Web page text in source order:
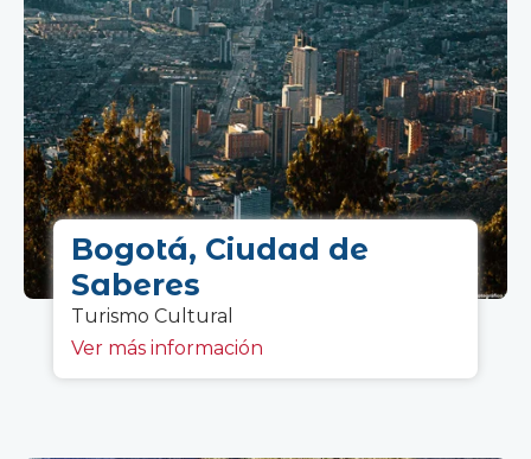
Bogotá, Ciudad de
Saberes
Turismo Cultural
Ver más información